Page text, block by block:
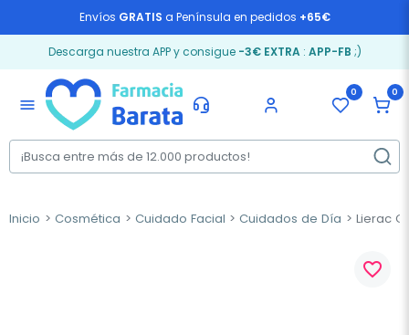
Envíos GRATIS a Península en pedidos +65€
Descarga nuestra APP y consigue -3€ EXTRA: APP-FB ;)
menu
0 0
Inicio Cosmética Cuidado Facial Cuidados de Día Lierac
favorite_border